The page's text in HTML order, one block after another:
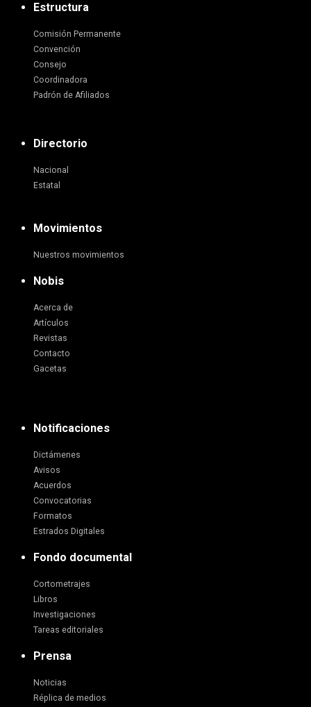
Estructura
Comisión Permanente
Convención
Consejo
Coordinadora
Padrón de Afiliados
Directorio
Nacional
Estatal
Movimientos
Nuestros movimientos
Nobis
Acerca de
Artículos
Revistas
Contacto
Gacetas
Notificaciones
Dictámenes
Avisos
Acuerdos
Convocatorias
Formatos
Estrados Digitales
Fondo documental
Cortometrajes
Libros
Investigaciones
Tareas editoriales
Prensa
Noticias
Réplica de medios